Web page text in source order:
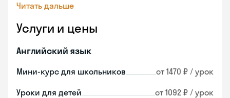
Читать дальше
Услуги и цены
Английский язык
Мини-курс для школьников от 1470 ₽ / урок
Уроки для детей от 1092 ₽ / урок